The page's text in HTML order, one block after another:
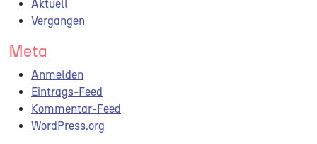
Aktuell
Vergangen
Meta
Anmelden
Eintrags-Feed
Kommentar-Feed
WordPress.org